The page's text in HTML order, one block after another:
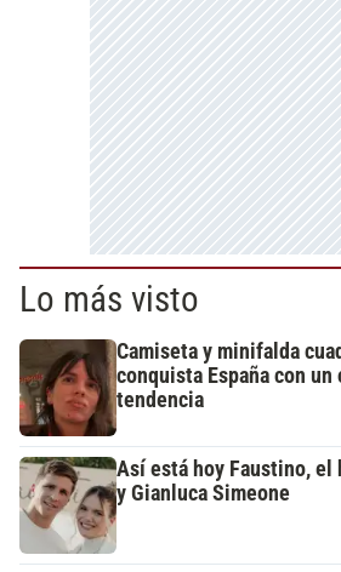
Lo más visto
Camiseta y minifalda
conquista España con
tendencia
Así está hoy Faustino, el
y Gianluca Simeone